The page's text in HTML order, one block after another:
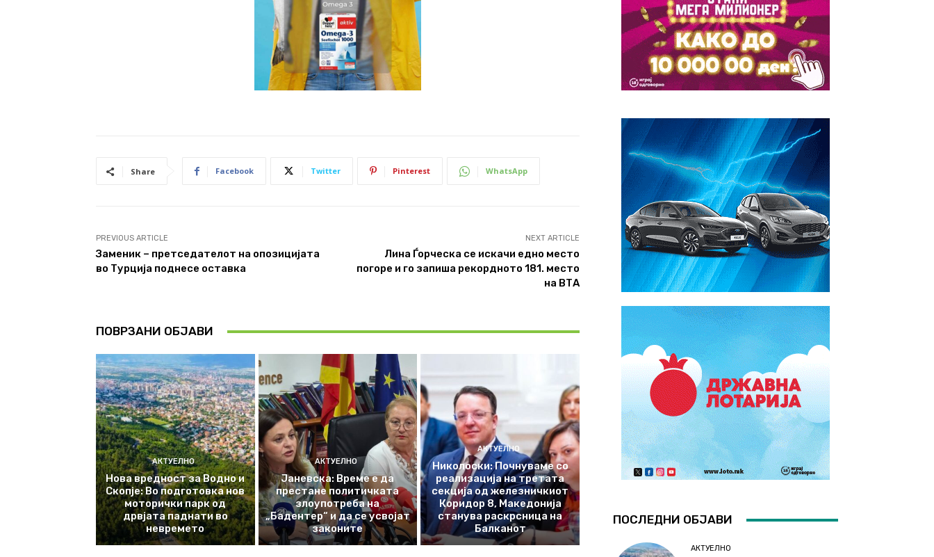
Share Facebook Twitter Pinterest WhatsApp
PREVIOUS ARTICLE
Заменик – претседателот на опозицијата
во Турција поднесе оставка
NEXT ARTICLE
Лина Ѓорческа се искачи едно место
погоре и го запиша рекордното 181. место
на ВТА
ПОВРЗАНИ ОБЈАВИ
АКТУЕЛНО
Нова вредност за Водно и
Скопје: Во подготовка нов
моторички парк од
дрвјата паднати во
невремето
АКТУЕЛНО
Јаневска: Време е да
престане политичката
злоупотреба на
„Бадентер“ и да се усвојат
законите
АКТУЕЛНО
Николоски: Почнуваме со
реализација на третата
секција од железничкиот
Коридор 8, Македонија
станува раскрсница на
Балканот
ПОСЛЕДНИ ОБЈАВИ
АКТУЕЛНО